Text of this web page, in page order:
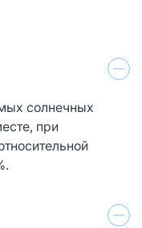
солнечных
при